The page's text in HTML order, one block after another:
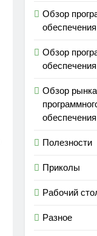
Обзор
обеспечения
Обзор
обеспечения
Обзор рынка
обеспечения
Полезности
Приколы
Рабочий
Разное